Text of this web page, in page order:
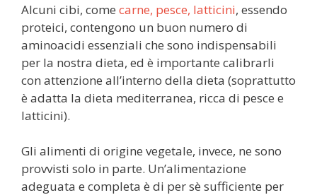
Alcuni cibi, come carne, pesce, latticini, essendo
proteici, contengono un buon numero di
aminoacidi essenziali che sono indispensabili
per la nostra dieta, ed è importante calibrarli
con attenzione all’interno della dieta (soprattutto
è adatta la dieta mediterranea, ricca di pesce e
latticini).
Gli alimenti di origine vegetale, invece, ne sono
provvisti solo in parte. Un’alimentazione
adeguata e completa è di per sè sufficiente per